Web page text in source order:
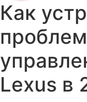
Как
Lexus в